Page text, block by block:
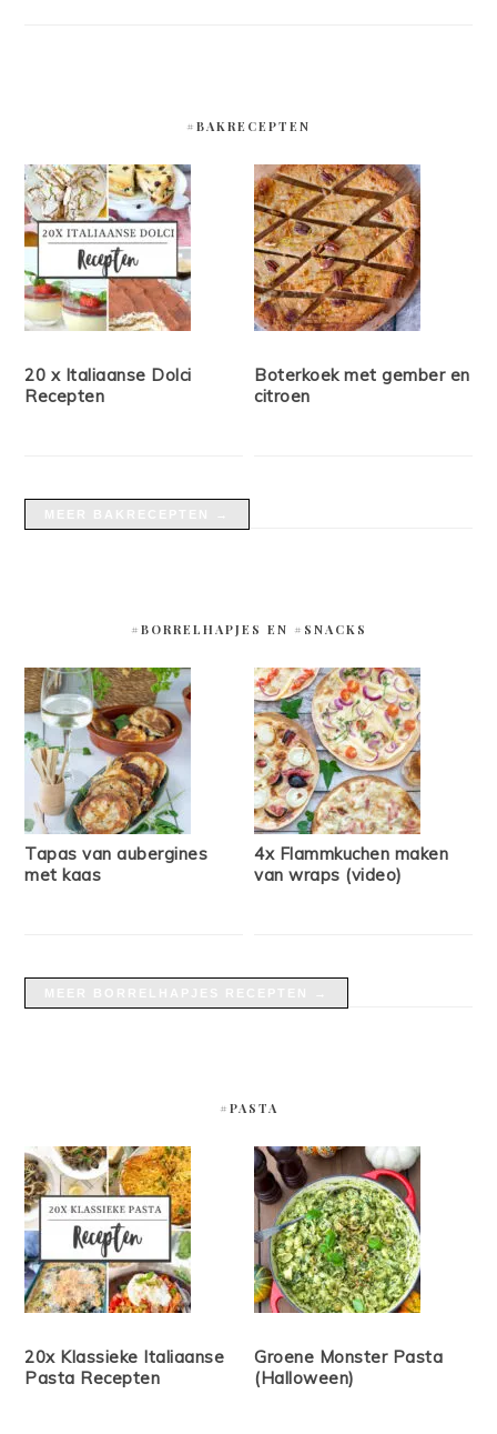
#BAKRECEPTEN
20 x Italiaanse Dolci
Recepten
Boterkoek met gember en
citroen
#BORRELHAPJES EN #SNACKS
Tapas van aubergines
met kaas
4x Flammkuchen maken
van wraps (video)
#PASTA
20x Klassieke Italiaanse
Pasta Recepten
Groene Monster Pasta
(Halloween)